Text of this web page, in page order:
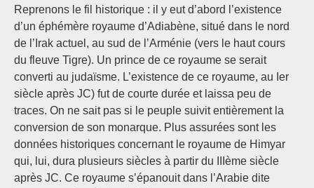
Reprenons le fil historique : il y eut d’abord l’existence
d’un éphémère royaume d’Adiabène, situé dans le nord
de l’Irak actuel, au sud de l’Arménie (vers le haut cours
du fleuve Tigre). Un prince de ce royaume se serait
converti au judaïsme. L’existence de ce royaume, au Ier
siècle après JC) fut de courte durée et laissa peu de
traces. On ne sait pas si le peuple suivit entièrement la
conversion de son monarque. Plus assurées sont les
données historiques concernant le royaume de Himyar
qui, lui, dura plusieurs siècles à partir du IIIème siècle
après JC. Ce royaume s’épanouit dans l’Arabie dite